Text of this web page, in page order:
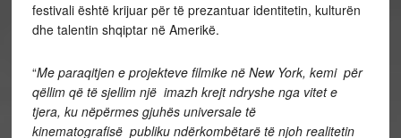
festivali është krijuar për të prezantuar identitetin, kulturën
dhe talentin shqiptar në Amerikë.
“Me paraqitjen e projekteve filmike në New York, kemi për
qëllim që të sjellim një imazh krejt ndryshe nga vitet e
tjera, ku nëpërmes gjuhës universale të
kinematografisë publiku ndërkombëtarë të njoh realitetin